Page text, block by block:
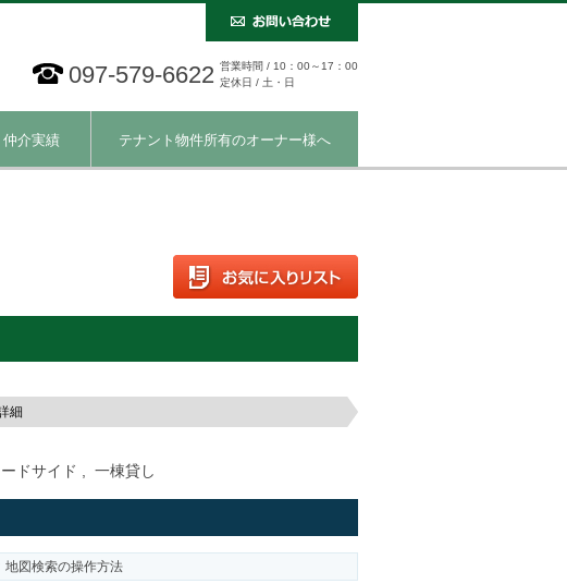
097-579-6622 営業時間 / 10：00～17：00
定休日 / 土・日
仲介実績 テナント物件所有のオーナー様へ
細
ドサイド , 一棟貸し
地図検索の操作方法